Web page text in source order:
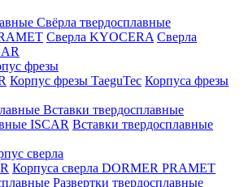
Свёрла твердосплавные
Сверла KYOCERA Сверла
фрезы
Корпус фрезы TaeguTec Корпуса фрезы
Вставки твердосплавные
ISCAR Вставки твердосплавные
сверла
Корпуса сверла DORMER PRAMET
Развертки твердосплавные